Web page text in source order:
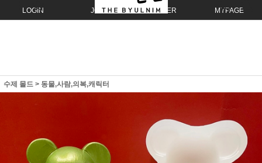
LOGIN JOIN ORDER MYPAGE
수제 몰드 > 동물,사람,의복,캐릭터